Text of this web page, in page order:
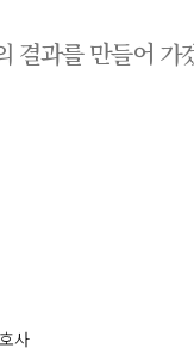
결과를 만들어 가
사​